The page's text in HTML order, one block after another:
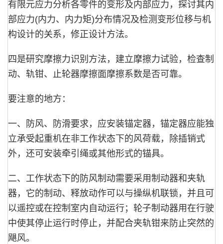
有限元应力分析各零件的变形及内部应力，探讨其内
部应力(内力、内力矩)分布情况及检测变形位移与机
构设计的关系，修正设计方法。
四是研究摩擦力识别方法，建立摩擦力试验，检查制
动、轨钳、止轮器摩擦面摩擦系数是否可靠。
要注意的地方：
一、防风、防滑要求，应安装锚定器，锚定器应能独
立承受起重机在非工作状态下的风荷载，除插销式
外，还可安装牵引绳或其他形式的锚具。
二、工作状态下的防风制动需要采用制动器和夹轨
器，它的制动、释放动作可以与操纵机联锁，并且可
以遥控或在控制室内自动运行；轮子制动器用在行驶
中使其停止运行时停止，并配合夹轨钳来防止突然的
飓风。